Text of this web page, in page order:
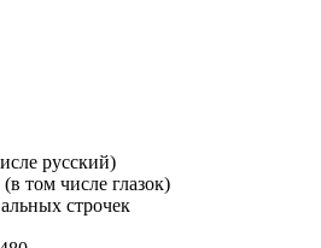
русский)
том числе глазок)
строчек